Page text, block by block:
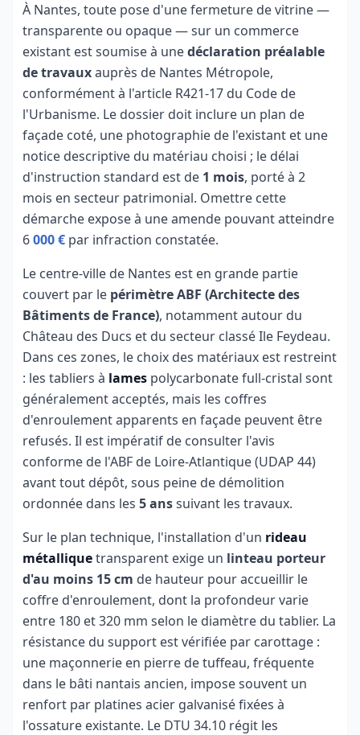
À Nantes, toute pose d'une fermeture de vitrine —
transparente ou opaque — sur un commerce
existant est soumise à unedéclaration préalable
de travauxauprès de Nantes Métropole,
conformément à l'article R421-17 du Code de
l'Urbanisme. Le dossier doit inclure un plan de
façade coté, une photographie de l'existant et une
notice descriptive du matériau choisi ; le délai
d'instruction standard est de 1 mois, porté à 2
mois en secteur patrimonial. Omettre cette
démarche expose à une amende pouvant atteindre
6000 € par infraction constatée.
Le centre-ville de Nantes est en grande partie
couvert par le périmètre ABF (Architecte des
Bâtiments de France), notamment autour du
Château des Ducs et du secteur classé Ile Feydeau.
Dans ces zones, le choix des matériaux est restreint
: les tabliers à lames polycarbonate full-cristal sont
généralement acceptés, mais les coffres
d'enroulement apparents en façade peuvent être
refusés. Il est impératif de consulter l'avis
conforme de l'ABF de Loire-Atlantique (UDAP 44)
avant tout dépôt, sous peine de démolition
ordonnée dans les 5 anssuivant les travaux.
Sur le plan technique, l'installation d'un rideau
métalliquetransparent exige un linteau porteur
d'au moins 15 cm de hauteur pour accueillir le
coffre d'enroulement, dont la profondeur varie
entre 180 et 320 mm selon le diamètre du tablier. La
résistance du support est vérifiée par carottage :
une maçonnerie en pierre de tuffeau, fréquente
dans le bâti nantais ancien, impose souvent un
renfort par platines acier galvanisé fixées à
l'ossature existante. Le DTU 34.10 régit les